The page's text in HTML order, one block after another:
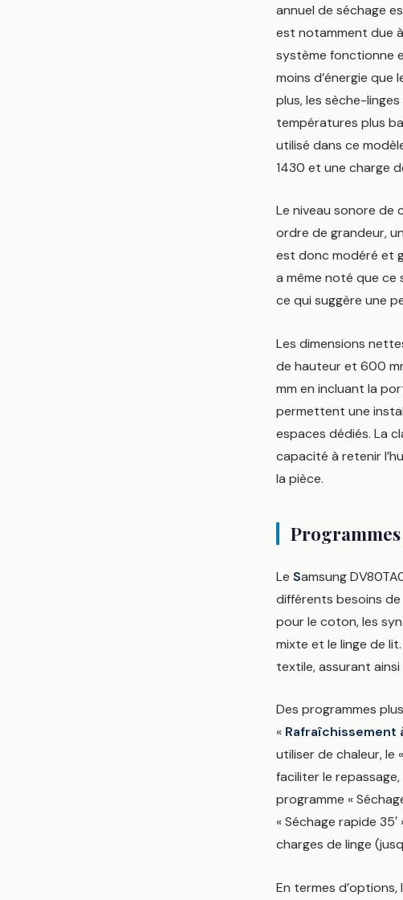
annuel de séchage
est notamment due
système fonctionne
moins d’énergie
plus, les sèche-
températures plus
utilisé dans ce
1430 et une charge
Le niveau sonore de
ordre de grandeur,
est donc modéré et
a même noté que ce
ce qui suggère une
Les dimensions
de hauteur et 600
mm en incluant la
permettent une
espaces dédiés. La
capacité à retenir
la pièce.
Le Samsung
différents besoins
pour le coton, les
mixte et le linge de
textile, assurant
Des programmes
« Rafraîchissement
utiliser de chaleur, le «
faciliter le
programme «
« Séchage rapide
charges de linge
En termes